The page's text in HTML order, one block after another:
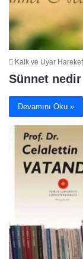
Kalk ve Uyar
Sünnet nedir
Devamını Oku »